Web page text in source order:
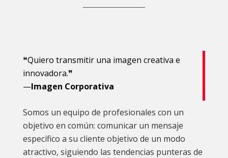
❝Quiero transmitir una imagen creativa e
innovadora.❞
—Imagen Corporativa
Somos un equipo de profesionales con un
objetivo en común: comunicar un mensaje
específico a su cliente objetivo de un modo
atractivo, siguiendo las tendencias punteras de